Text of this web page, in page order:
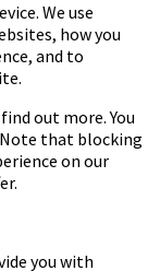
We use
how you
and to
out more. You
Note that blocking
on our
you with